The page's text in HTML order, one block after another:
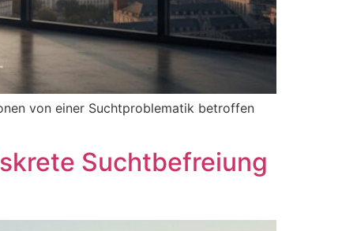
von einer Suchtproblematik betroffen
Suchtbefreiung